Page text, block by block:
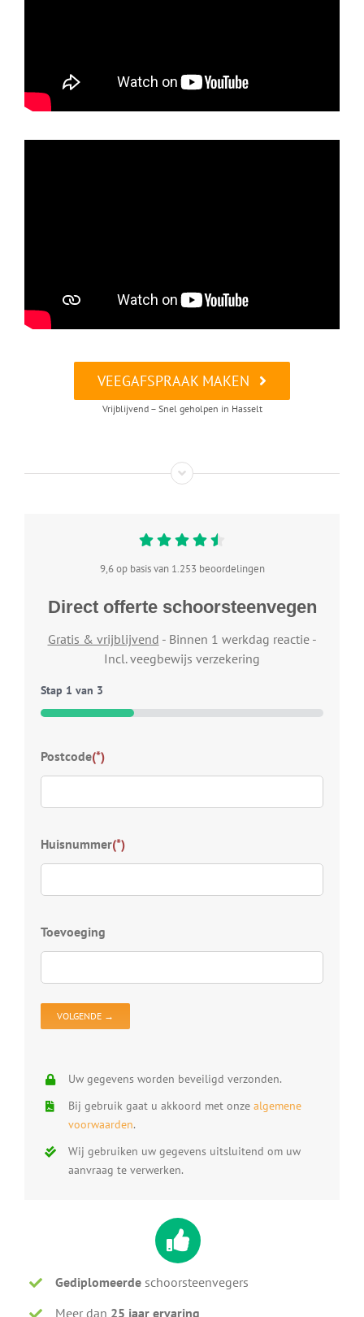
VEEGAFSPRAAK MAKEN
Vrijblijvend – Snel geholpen in Hasselt
9,6 op basis van 1.253 beoordelingen
Direct offerte schoorsteenvegen
Gratis & vrijblijvend - Binnen 1 werkdag reactie -
Incl. veegbewijs verzekering
Stap 1 van 3
33%
Postcode(*)
Huisnummer(*)
Toevoeging
Uw gegevens worden beveiligd verzonden.
Bij gebruik gaat u akkoord met onze algemene
voorwaarden.
Wij gebruiken uw gegevens uitsluitend om uw
aanvraag te verwerken.
Gediplomeerde schoorsteenvegers
Meer dan 25 jaar ervaring